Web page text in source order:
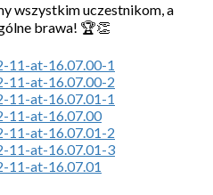
wszystkim uczestnikom, a
brawa! 🏆👏